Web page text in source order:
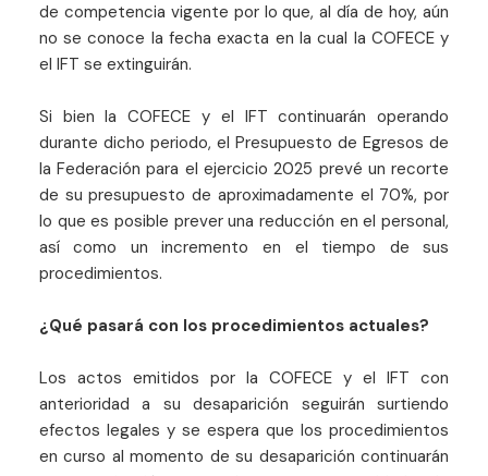
de competencia vigente por lo que, al día de hoy, aún
no se conoce la fecha exacta en la cual la COFECE y
el IFT se extinguirán.
Si bien la COFECE y el IFT continuarán operando
durante dicho periodo, el Presupuesto de Egresos de
la Federación para el ejercicio 2025 prevé un recorte
de su presupuesto de aproximadamente el 70%, por
lo que es posible prever una reducción en el personal,
así como un incremento en el tiempo de sus
procedimientos.
¿Qué pasará con los procedimientos actuales?
Los actos emitidos por la COFECE y el IFT con
anterioridad a su desaparición seguirán surtiendo
efectos legales y se espera que los procedimientos
en curso al momento de su desaparición continuarán